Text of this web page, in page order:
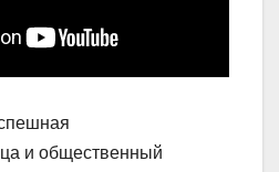
и общественный